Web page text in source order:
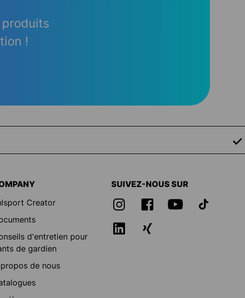
!
Creator
d'entretien pour
de gardien
de nous
SUIVEZ-NOUS SUR